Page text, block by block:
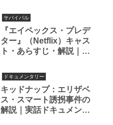
サバイバル
『エイペックス・プレデ
ター』（Netflix）キャス
ト・あらすじ・解説｜シ
れる側”に追い込まれる極
限サバイバル
ドキュメンタリー
キッドナップ：エリザベ
ス・スマート誘拐事件の
解説｜実話ドキュメンタ